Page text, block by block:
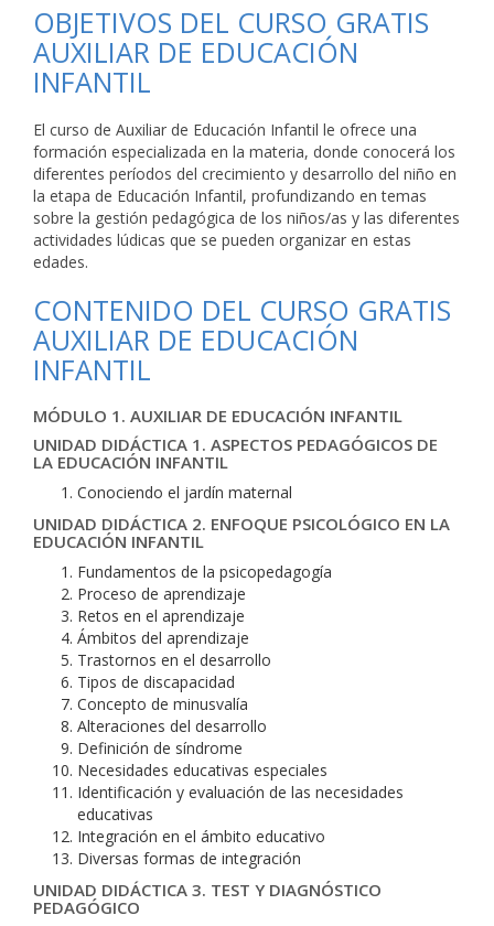
OBJETIVOS DEL CURSO GRATIS
AUXILIAR DE EDUCACIÓN
INFANTIL
El curso de Auxiliar de Educación Infantil le ofrece una
formación especializada en la materia, donde conocerá los
diferentes períodos del crecimiento y desarrollo del niño en
la etapa de Educación Infantil, profundizando en temas
sobre la gestión pedagógica de los niños/as y las diferentes
actividades lúdicas que se pueden organizar en estas
edades.
CONTENIDO DEL CURSO GRATIS
AUXILIAR DE EDUCACIÓN
INFANTIL
MÓDULO 1. AUXILIAR DE EDUCACIÓN INFANTIL
UNIDAD DIDÁCTICA 1. ASPECTOS PEDAGÓGICOS DE
LA EDUCACIÓN INFANTIL
Conociendo el jardín maternal
UNIDAD DIDÁCTICA 2. ENFOQUE PSICOLÓGICO EN LA
EDUCACIÓN INFANTIL
Fundamentos de la psicopedagogía
Proceso de aprendizaje
Retos en el aprendizaje
Ámbitos del aprendizaje
Trastornos en el desarrollo
Tipos de discapacidad
Concepto de minusvalía
Alteraciones del desarrollo
Definición de síndrome
Necesidades educativas especiales
Identificación y evaluación de las necesidades
educativas
Integración en el ámbito educativo
Diversas formas de integración
UNIDAD DIDÁCTICA 3. TEST Y DIAGNÓSTICO
PEDAGÓGICO